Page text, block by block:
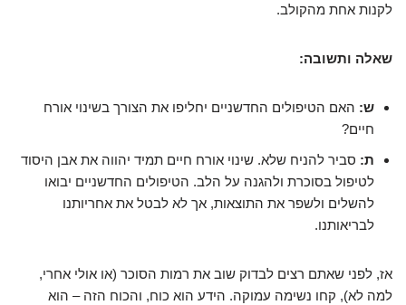
לקנות אחת מהקולב.
שאלה ותשובה:
ש: האם הטיפולים החדשניים יחליפו את הצורך בשינוי אורח
חיים?
ת: סביר להניח שלא. שינוי אורח חיים תמיד יהווה את אבן היסוד
לטיפול בסוכרת ולהגנה על הלב. הטיפולים החדשניים יבואו
להשלים ולשפר את התוצאות, אך לא לבטל את אחריותנו
לבריאותנו.
אז, לפני שאתם רצים לבדוק שוב את רמות הסוכר (או אולי אחרי,
למה לא), קחו נשימה עמוקה. הידע הוא כוח, והכוח הזה – הוא